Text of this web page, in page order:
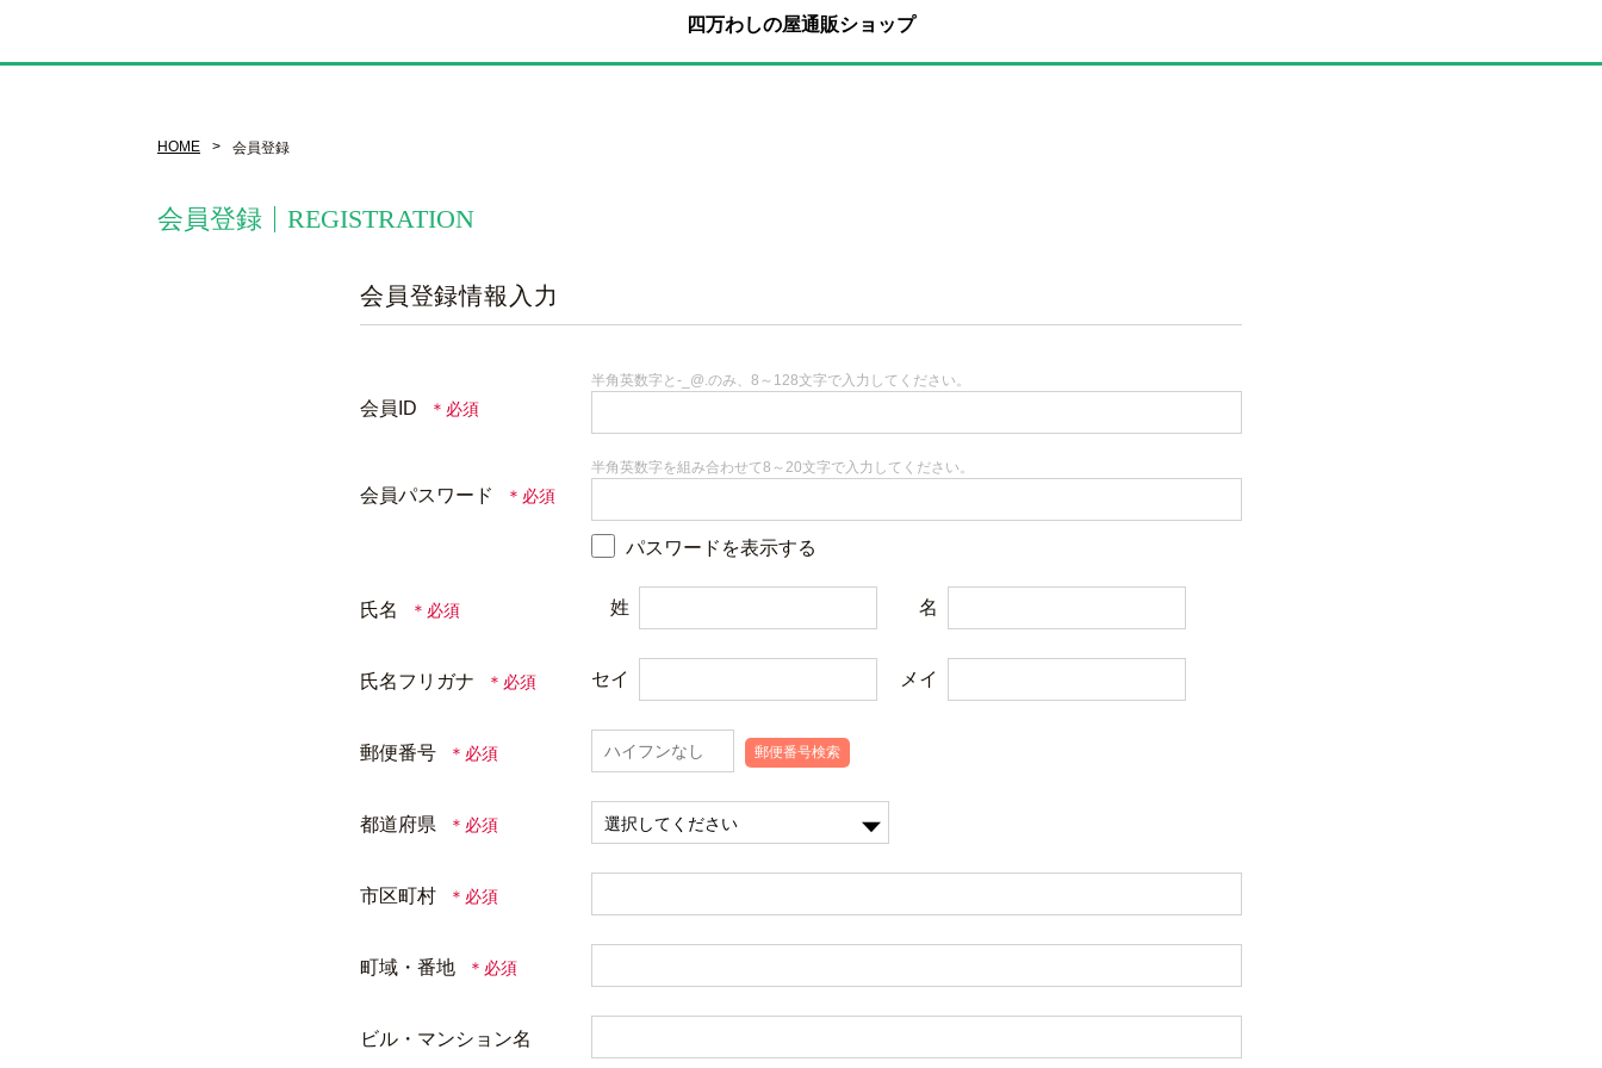
四万わしの屋通販ショップ
HOME 会員登録
REGISTRATION
会員登録
会員登録情報入力
会員ID
半角英数字と-_@.のみ、8～128文字で入力してください。
会員パスワード
半角英数字を組み合わせて8～20文字で入力してください。
パスワードを表示する
氏名 姓 名
氏名フリガナ セイ メイ
郵便番号 郵便番号検索
都道府県
市区町村
町域・番地
ビル・マンション名